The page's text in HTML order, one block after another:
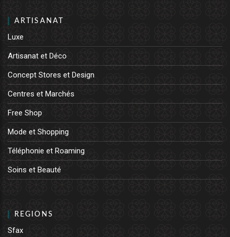
ARTISANAT
Luxe
Artisanat et Déco
Concept Stores et Design
Centres et Marchés
Free Shop
Mode et Shopping
Téléphonie et Roaming
Soins et Beauté
REGIONS
Sfax